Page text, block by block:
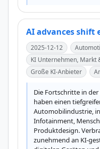
AI advances shift
2025-12-12
KI Unternehmen, Markt
Große KI-Anbieter
Die Fortschritte in
haben einen
Automobilindustrie,
Infotainment,
Produktdesign.
zunehmend an KI-